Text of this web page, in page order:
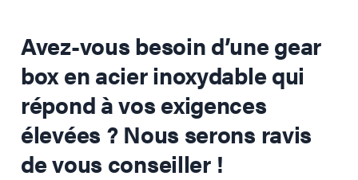
Avez-vous besoin d’une gear
box en acier inoxydable qui
répond à vos exigences
élevées ? Nous serons ravis
de vous conseiller !